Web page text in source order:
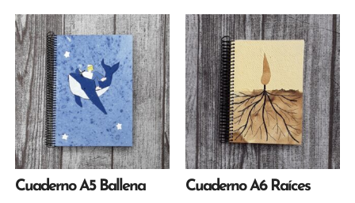
Cuaderno A5 Ballena Cuaderno A6 Raíces